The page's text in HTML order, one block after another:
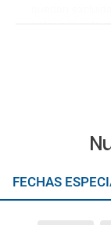
FECHAS